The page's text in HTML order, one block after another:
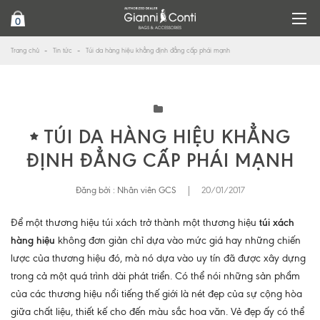
0
Trang chủ Tin tức Túi da hàng hiệu khẳng định đẳng cấp phái mạnh
TÚI DA HÀNG HIỆU KHẲNG
ĐỊNH ĐẲNG CẤP PHÁI MẠNH
Đăng bởi : Nhân viên GCS 20/01/2017
Để một thương hiệu túi xách trở thành một thương hiệu túi xách
hàng hiệu không đơn giản chỉ dựa vào mức giá hay những chiến
lược của thương hiệu đó, mà nó dựa vào uy tín đã được xây dựng
trong cả một quá trình dài phát triển. Có thể nói những sản phẩm
của các thương hiệu nổi tiếng thế giới là nét đẹp của sự cộng hòa
giữa chất liệu, thiết kế cho đến màu sắc hoa văn. Vẻ đẹp ấy có thể